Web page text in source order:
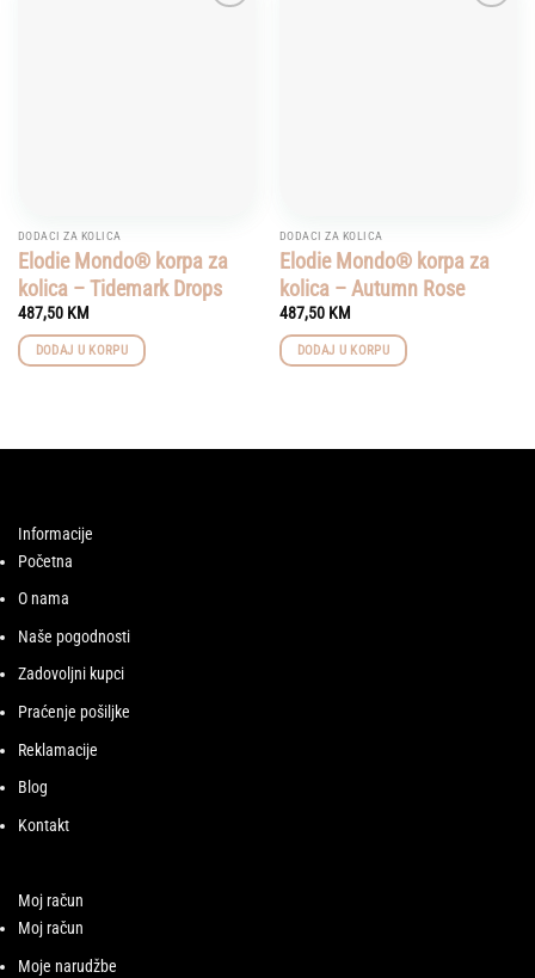
DODACI ZA KOLICA
Elodie Mondo® korpa za
kolica – Tidemark Drops
487,50 KM
DODAJ U KORPU
DODACI ZA KOLICA
Elodie Mondo® korpa za
kolica – Autumn Rose
487,50 KM
DODAJ U KORPU
Informacije
Početna
O nama
Naše pogodnosti
Zadovoljni kupci
Praćenje pošiljke
Reklamacije
Blog
Kontakt
Moj račun
Moj račun
Moje narudžbe